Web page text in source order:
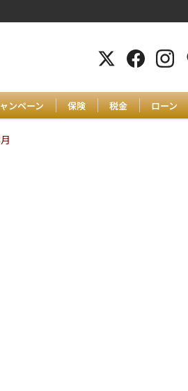
ンペーン 保険 税金 ローン